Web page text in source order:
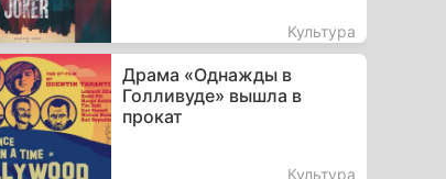
Культура
Драма «Однажды в
Голливуде» вышла в
прокат
Культура